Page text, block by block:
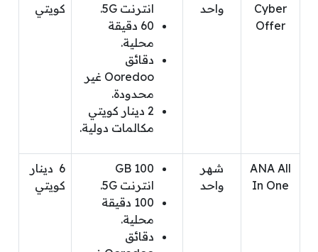
Cyber
Offer
واحد
انترنت 5G.
60 دقيقة
محلية.
دقائق
Ooredoo غير
محدودة.
2 دينار كويتي
مكالمات دولية.
كويتي
ANA All
In One
شهر
واحد
انترنت 5G.
100 دقيقة
محلية.
دقائق
6 دينار
كويتي